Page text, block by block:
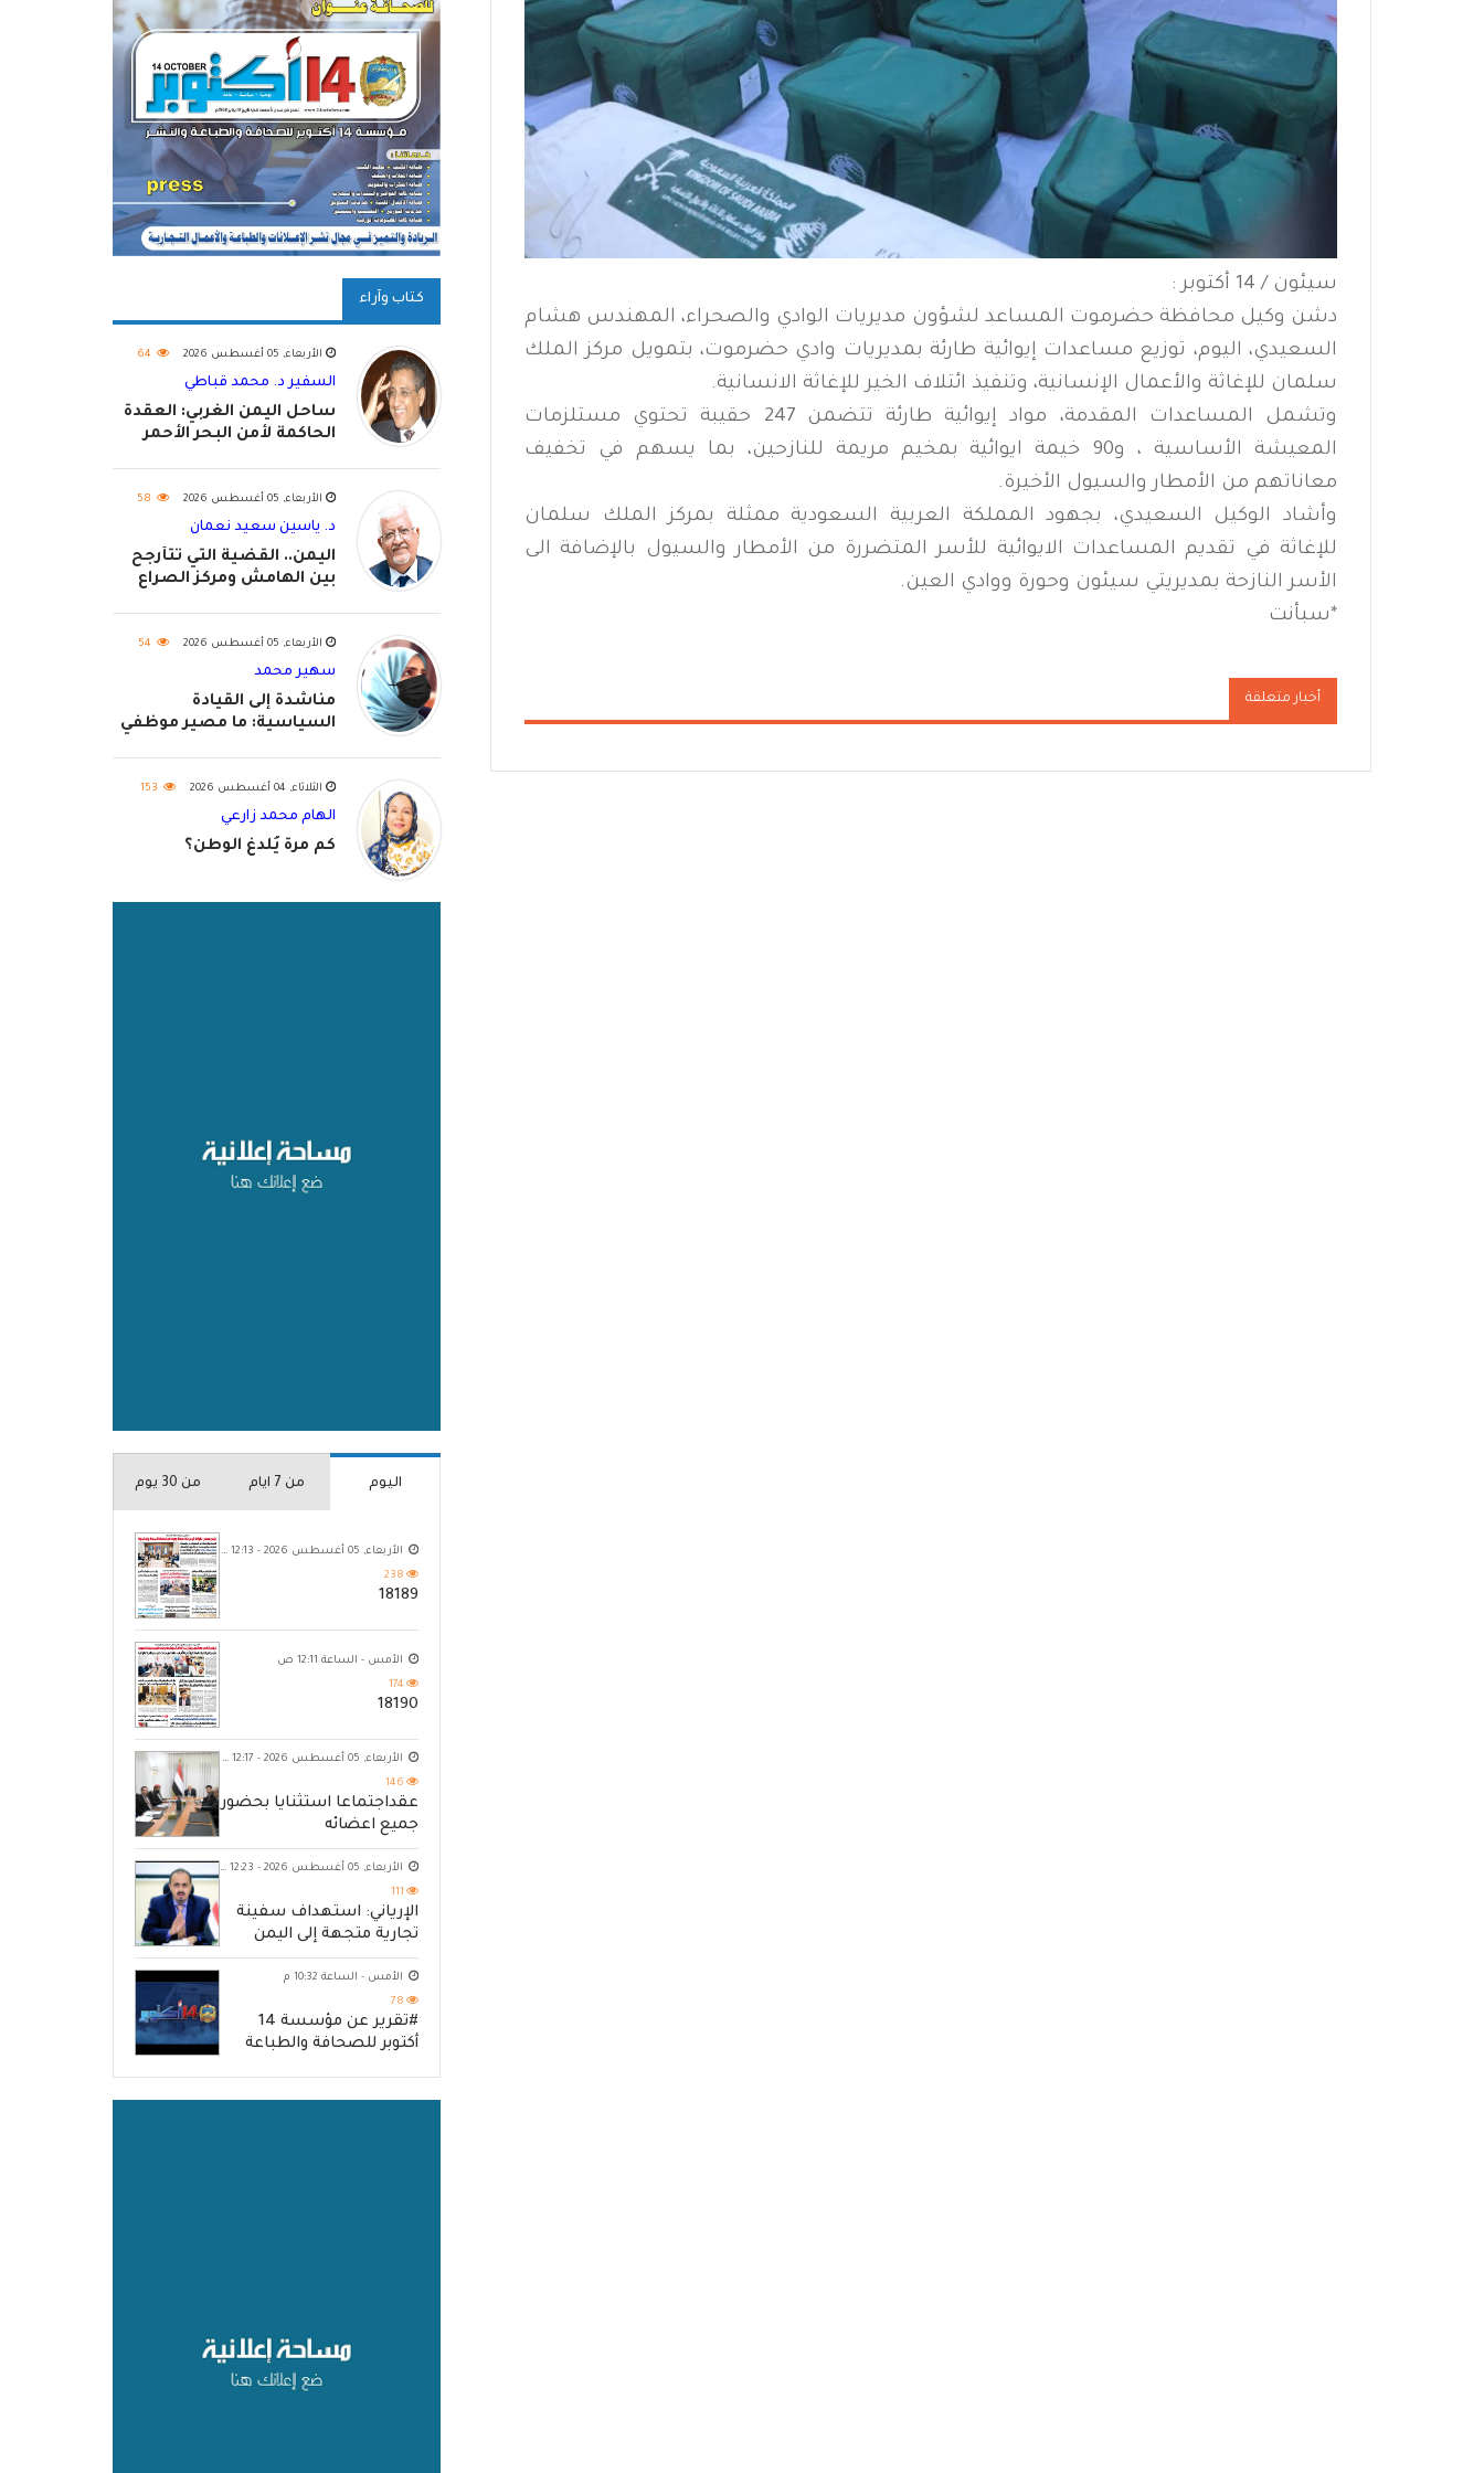
سيئون / 14 أكتوبر :
دشن وكيل محافظة حضرموت المساعد لشؤون مديريات الوادي والصحراء، المهندس هشام
السعيدي، اليوم، توزيع مساعدات إيوائية طارئة بمديريات وادي حضرموت، بتمويل مركز الملك
سلمان للإغاثة والأعمال الإنسانية، وتنفيذ ائتلاف الخير للإغاثة الانسانية.
وتشمل المساعدات المقدمة، مواد إيوائية طارئة تتضمن 247 حقيبة تحتوي مستلزمات
المعيشة الأساسية ، و90 خيمة ايوائية بمخيم مريمة للنازحين، بما يسهم في تخفيف
معاناتهم من الأمطار والسيول الأخيرة.
وأشاد الوكيل السعيدي، بجهود المملكة العربية السعودية ممثلة بمركز الملك سلمان
للإغاثة في تقديم المساعدات الايوائية للأسر المتضررة من الأمطار والسيول بالإضافة الى
الأسر النازحة بمديريتي سيئون وحورة ووادي العين.
*سبأنت
أخبار متعلقة
كتاب وآراء
الأربعاء, 05 أغسطس 2026 64
السفير د. محمد قباطي
ساحل اليمن الغربي: العقدة
الحاكمة لأمن البحر الأحمر
الأربعاء, 05 أغسطس 2026 58
د. ياسين سعيد نعمان
اليمن.. القضية التي تتأرجح
بين الهامش ومركز الصراع
الأربعاء, 05 أغسطس 2026 54
سهير محمد
مناشدة إلى القيادة
السياسية: ما مصير موظفي
الثلاثاء, 04 أغسطس 2026 153
الهام محمد زارعي
كم مرة يُلدغ الوطن؟
اليوم من 7 ايام من 30 يوم
الأربعاء, 05 أغسطس 2026 - 12:13 ص
238
18189
الأمس - الساعة 12:11 ص
174
18190
الأربعاء, 05 أغسطس 2026 - 12:17 ص
146
عقداجتماعا استثنايا بحضور
جميع اعضائه
الأربعاء, 05 أغسطس 2026 - 12:23 ص
111
الإرياني: استهداف سفينة
تجارية متجهة إلى اليمن
يكشف حصار الحوثي للشعب
الأمس - الساعة 10:32 م
78
#تقرير عن مؤسسة 14
أكتوبر للصحافة والطباعة